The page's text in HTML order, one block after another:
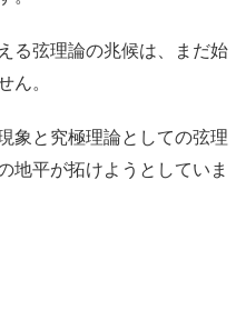
る弦理論の兆候は、まだ始
ん。
象と究極理論としての弦理
地平が拓けようとしていま